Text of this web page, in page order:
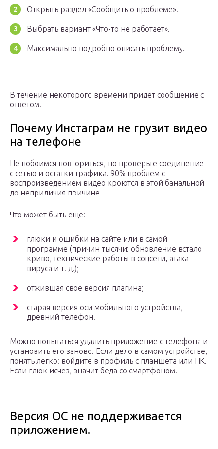
Открыть раздел «Сообщить о проблеме».
Выбрать вариант «Что-то не работает».
Максимально подробно описать проблему.
В течение некоторого времени придет сообщение с
ответом.
Почему Инстаграм не грузит видео
на телефоне
Не побоимся повториться, но проверьте соединение
с сетью и остатки трафика. 90% проблем с
воспроизведением видео кроются в этой банальной
до неприличия причине.
Что может быть еще:
глюки и ошибки на сайте или в самой
программе (причин тысячи: обновление встало
криво, технические работы в соцсети, атака
вируса и т. д.);
отжившая свое версия плагина;
старая версия оси мобильного устройства,
древний телефон.
Можно попытаться удалить приложение с телефона и
установить его заново. Если дело в самом устройстве,
понять легко: войдите в профиль с планшета или ПК.
Если глюк исчез, значит беда со смартфоном.
Версия ОС не поддерживается
приложением.